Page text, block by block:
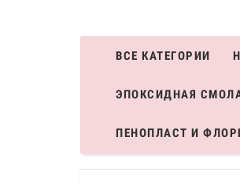
ВСЕ КАТЕГОРИИ
ЭПОКСИДНАЯ
ПЕНОПЛАСТ И